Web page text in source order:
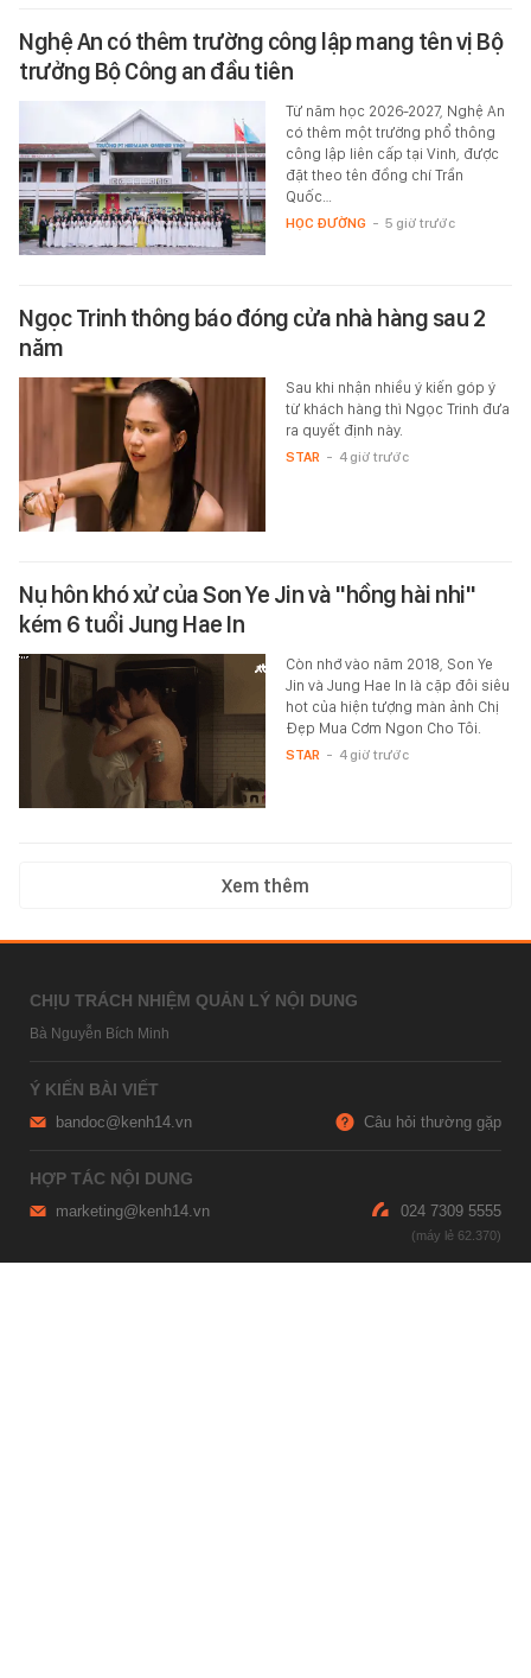
Nghệ An có thêm trường công lập mang tên vị Bộ
trưởng Bộ Công an đầu tiên
Từ năm học 2026-2027, Nghệ An
có thêm một trường phổ thông
công lập liên cấp tại Vinh, được
đặt theo tên đồng chí Trần
Quốc…
HỌC ĐƯỜNG - 5 giờ trước
Ngọc Trinh thông báo đóng cửa nhà hàng sau 2
năm
Sau khi nhận nhiều ý kiến góp ý
từ khách hàng thì Ngọc Trinh đưa
ra quyết định này.
STAR - 4 giờ trước
Nụ hôn khó xử của Son Ye Jin và "hồng hài nhi"
kém 6 tuổi Jung Hae In
Còn nhớ vào năm 2018, Son Ye
Jin và Jung Hae In là cặp đôi siêu
hot của hiện tượng màn ảnh Chị
Đẹp Mua Cơm Ngon Cho Tôi.
STAR - 4 giờ trước
Xem thêm
CHỊU TRÁCH NHIỆM QUẢN LÝ NỘI DUNG
Bà Nguyễn Bích Minh
Ý KIẾN BÀI VIẾT
bandoc@kenh14.vn Câu hỏi thường gặp
HỢP TÁC NỘI DUNG
marketing@kenh14.vn 024 7309 5555